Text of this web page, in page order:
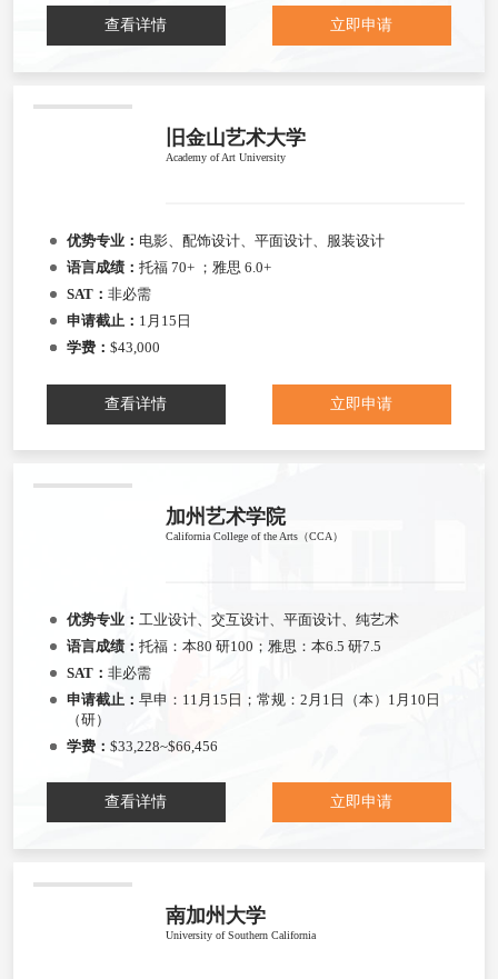
查看详情 立即申请
旧金山艺术大学
Academy of Art University
优势专业： 电影、配饰设计、平面设计、服装设计
语言成绩： 托福 70+ ；雅思 6.0+
SAT： 非必需
申请截止： 1月15日
学费： $43,000
查看详情 立即申请
加州艺术学院
California College of the Arts（CCA）
优势专业： 工业设计、交互设计、平面设计、纯艺术
语言成绩： 托福：本80 研100；雅思：本6.5 研7.5
SAT： 非必需
申请截止： 早申：11月15日；常规：2月1日（本）1月10日
（研）
学费： $33,228~$66,456
查看详情 立即申请
南加州大学
University of Southern California